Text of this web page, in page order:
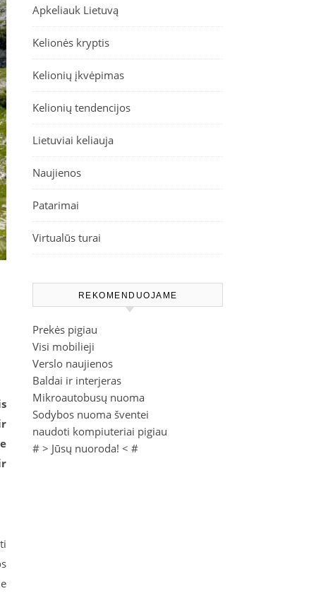
Apkeliauk Lietuvą
Kelionės kryptis
Kelionių įkvėpimas
Kelionių tendencijos
Lietuviai keliauja
Naujienos
Patarimai
Virtualūs turai
REKOMENDUOJAME
Prekės pigiau
Visi mobilieji
Verslo naujienos
Baldai ir interjeras
Mikroautobusų nuoma
Sodybos nuoma šventei
naudoti kompiuteriai pigiau
# > Jūsų nuoroda! < #